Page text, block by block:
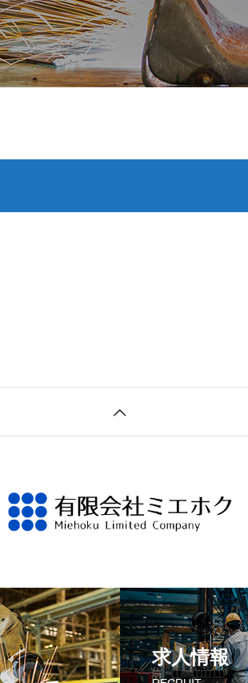
求人情報